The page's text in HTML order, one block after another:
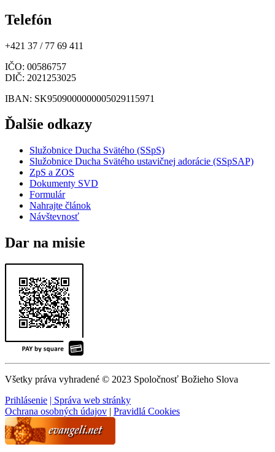
Telefón
+421 37 / 77 69 411
IČO: 00586757
DIČ: 2021253025
IBAN: SK9509000000005029115971
Ďalšie odkazy
Služobnice Ducha Svätého (SSpS)
Služobnice Ducha Svätého ustavičnej adorácie (SSpSAP)
ZpS a ZOS
Dokumenty SVD
Formulár
Nahrajte článok
Návštevnosť
Dar na misie
Všetky práva vyhradené © 2023 Spoločnosť Božieho Slova
Prihlásenie | Správa web stránky
Ochrana osobných údajov | Pravidlá Cookies